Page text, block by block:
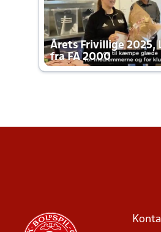
Årets Frivillige 2025,
fra FA 2000